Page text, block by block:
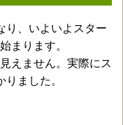
り、いよいよスター
まります。
えません。実際にス
ました。